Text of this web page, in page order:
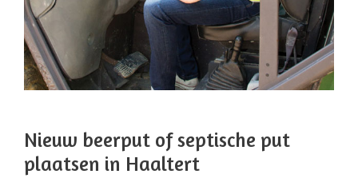
Nieuw beerput of septische put
plaatsen in Haaltert